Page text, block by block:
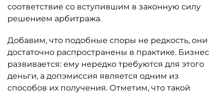
соответствие со вступившим в законную силу
решением арбитража.
Добавим, что подобные споры не редкость, они
достаточно распространены в практике. Бизнес
развивается: ему нередко требуются для этого
деньги, а допэмиссия является одним из
способов их получения. Отметим, что такой